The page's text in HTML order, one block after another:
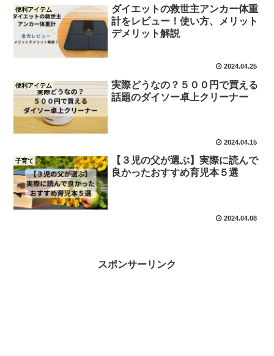
便利アイテム
ダイエットの救世主アンカー体重
計をレビュー！使い方、メリット
デメリット解説
2024.04.25
便利アイテム
実際どうなの？５００円で買える
話題のダイソー卓上クリーナー
2024.04.15
子育て
【３児の父が選ぶ】実際に読んで
良かったおすすめ育児本５選
2024.04.08
スポンサーリンク